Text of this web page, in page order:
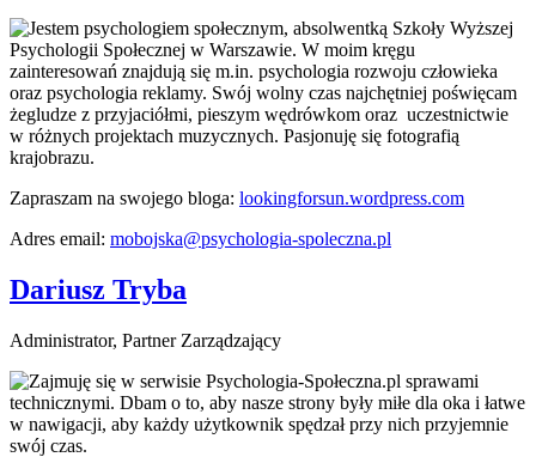
Jestem psychologiem społecznym, absolwentką Szkoły Wyższej
Psychologii Społecznej w Warszawie. W moim kręgu
zainteresowań znajdują się m.in. psychologia rozwoju człowieka
oraz psychologia reklamy. Swój wolny czas najchętniej poświęcam
żegludze z przyjaciółmi, pieszym wędrówkom oraz uczestnictwie
w różnych projektach muzycznych. Pasjonuję się fotografią
krajobrazu.
Zapraszam na swojego bloga: lookingforsun.wordpress.com
Adres email: mobojska@psychologia-spoleczna.pl
Dariusz Tryba
Administrator, Partner Zarządzający
Zajmuję się w serwisie Psychologia-Społeczna.pl sprawami
technicznymi. Dbam o to, aby nasze strony były miłe dla oka i łatwe
w nawigacji, aby każdy użytkownik spędzał przy nich przyjemnie
swój czas.